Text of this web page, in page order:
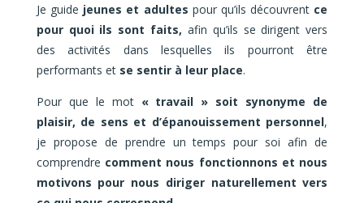
Je guide jeunes et adultes pour qu’ils découvrent ce
pour quoi ils sont faits, afin qu’ils se dirigent vers
des activités dans lesquelles ils pourront être
performants et se sentir à leur place.
Pour que le mot « travail » soit synonyme de
plaisir, de sens et d’épanouissement personnel,
je propose de prendre un temps pour soi afin de
comprendre comment nous fonctionnons et nous
motivons pour nous diriger naturellement vers